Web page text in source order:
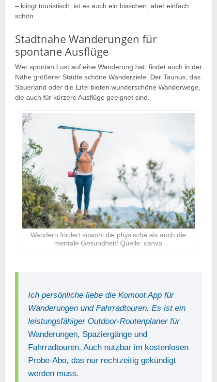
– klingt touristisch, ist es auch ein bisschen, aber einfach
schön.
Stadtnahe Wanderungen für
spontane Ausflüge
Wer spontan Lust auf eine Wanderung hat, findet auch in der
Nähe größerer Städte schöne Wanderziele. Der Taunus, das
Sauerland oder die Eifel bieten wunderschöne Wanderwege,
die auch für kürzere Ausflüge geeignet sind.
Wandern fördert sowohl die physische als auch die
mentale Gesundheit! Quelle: canva
Ich persönliche liebe die Komoot App für
Wanderungen und Fahrradtouren. Es ist ein
leistungsfähiger Outdoor-Routenplaner für
Wanderungen, Spaziergänge und
Fahrradtouren. Auch nutzbar im kostenlosen
Probe-Abo, das nur rechtzeitig gekündigt
werden muss.